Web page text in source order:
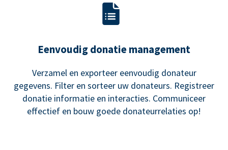
Eenvoudig donatie management
Verzamel en exporteer eenvoudig donateur
gegevens. Filter en sorteer uw donateurs. Registreer
donatie informatie en interacties. Communiceer
effectief en bouw goede donateurrelaties op!